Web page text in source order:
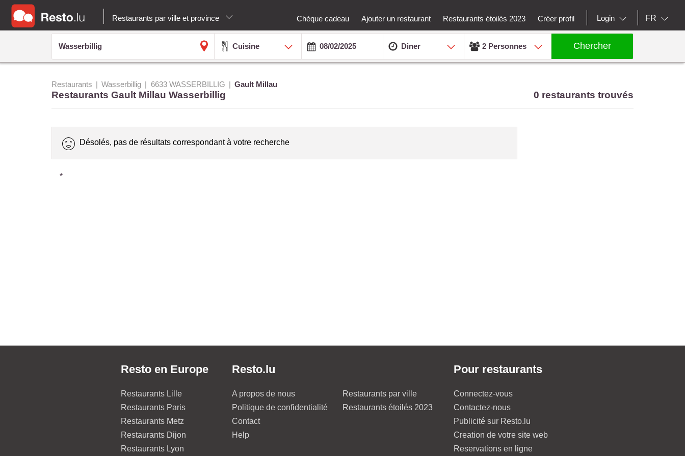
Restaurants par ville et province Chèque cadeau Ajouter un restaurant Restaurants étoilés 2023 Créer profil Login FR
Cuisine Diner 2 Personnes Chercher
Restaurants Wasserbillig 6633 WASSERBILLIG Gault Millau
Restaurants Gault Millau Wasserbillig 0 restaurants trouvés
Désolés, pas de résultats correspondant à votre recherche
*
Resto en Europe
Restaurants Lille
Restaurants Paris
Restaurants Metz
Restaurants Dijon
Restaurants Lyon
Resto.lu
A propos de nous
Politique de confidentialité
Contact
Help
Restaurants par ville
Restaurants étoilés 2023
Pour restaurants
Connectez-vous
Contactez-nous
Publicité sur Resto.lu
Creation de votre site web
Reservations en ligne